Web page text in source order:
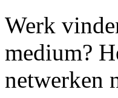
Werk
medium?
netwerken